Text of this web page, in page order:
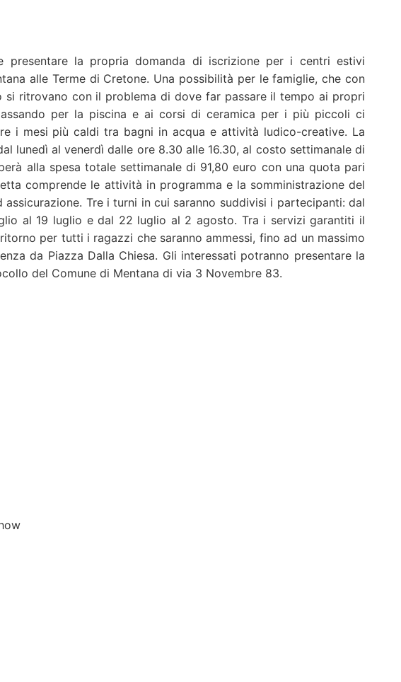
presentare la propria domanda di iscrizione per i centri estivi
alle Terme di Cretone. Una possibilità per le famiglie, che con
si ritrovano con il problema di dove far passare il tempo ai propri
per la piscina e ai corsi di ceramica per i più piccoli ci
i mesi più caldi tra bagni in acqua e attività ludico-creative. La
lunedì al venerdì dalle ore 8.30 alle 16.30, al costo settimanale di
alla spesa totale settimanale di 91,80 euro con una quota pari
comprende le attività in programma e la somministrazione del
assicurazione. Tre i turni in cui saranno suddivisi i partecipanti: dal
al 19 luglio e dal 22 luglio al 2 agosto. Tra i servizi garantiti il
per tutti i ragazzi che saranno ammessi, fino ad un massimo
da Piazza Dalla Chiesa. Gli interessati potranno presentare la
del Comune di Mentana di via 3 Novembre 83.